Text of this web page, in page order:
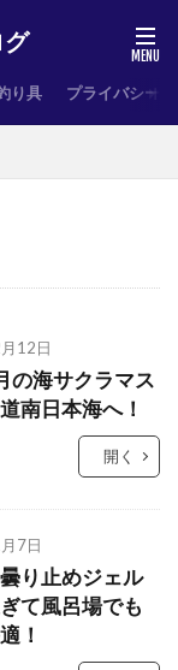
り具 プライバシー
12日
の海サクラマス
南日本海へ！
開く
7日
り止めジェル
て風呂場でも
！